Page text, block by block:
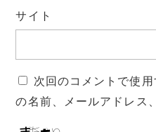
サイト
次回のコメントで使
の名前、メールアドレス